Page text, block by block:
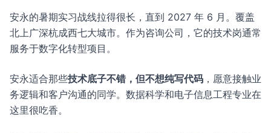
安永的暑期实习战线拉得很长，直到 2027 年 6 月。覆盖
北上广深杭成西七大城市。作为咨询公司，它的技术岗通常
服务于数字化转型项目。
安永适合那些技术底子不错，但不想纯写代码 ，愿意接触业
务逻辑和客户沟通的同学。数据科学和电子信息工程专业在
这里很吃香。